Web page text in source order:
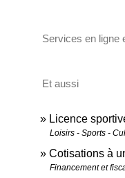
Services en ligne
Et aussi
Licence
Loisirs - Sports -
Cotisations à
Financement et